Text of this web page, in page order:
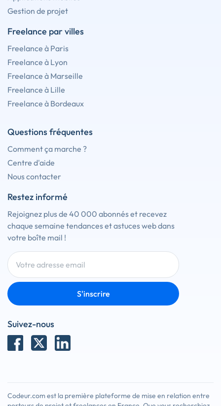
Gestion de projet
Freelance par villes
Freelance à Paris
Freelance à Lyon
Freelance à Marseille
Freelance à Lille
Freelance à Bordeaux
Questions fréquentes
Comment ça marche ?
Centre d'aide
Nous contacter
Restez informé
Rejoignez plus de 40 000 abonnés et recevez
chaque semaine tendances et astuces web dans
votre boîte mail !
S'inscrire
Suivez-nous
Codeur.com est la première plateforme de mise en relation entre